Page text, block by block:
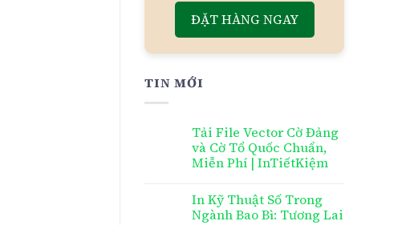
ĐẶT HÀNG NGAY
TIN MỚI
Tải File Vector Cờ Đảng
và Cờ Tổ Quốc Chuẩn,
Miễn Phí | InTiếtKiệm
In Kỹ Thuật Số Trong
Ngành Bao Bì: Tương Lai